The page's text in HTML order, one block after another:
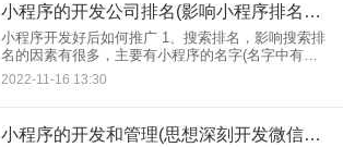
小程序的开发公司排名(影响小程序排名的几个规则)
小程序开发好后如何推广 1、搜索排名，影响搜索排
名的因素有很多，主要有小程序的名字(名字中有无
关键词)、注册时间(排名越早，点击率越高(人气越
2022-11-16 13:30
小程序的开发和管理(思想深刻开发微信小程序的费用是多少)